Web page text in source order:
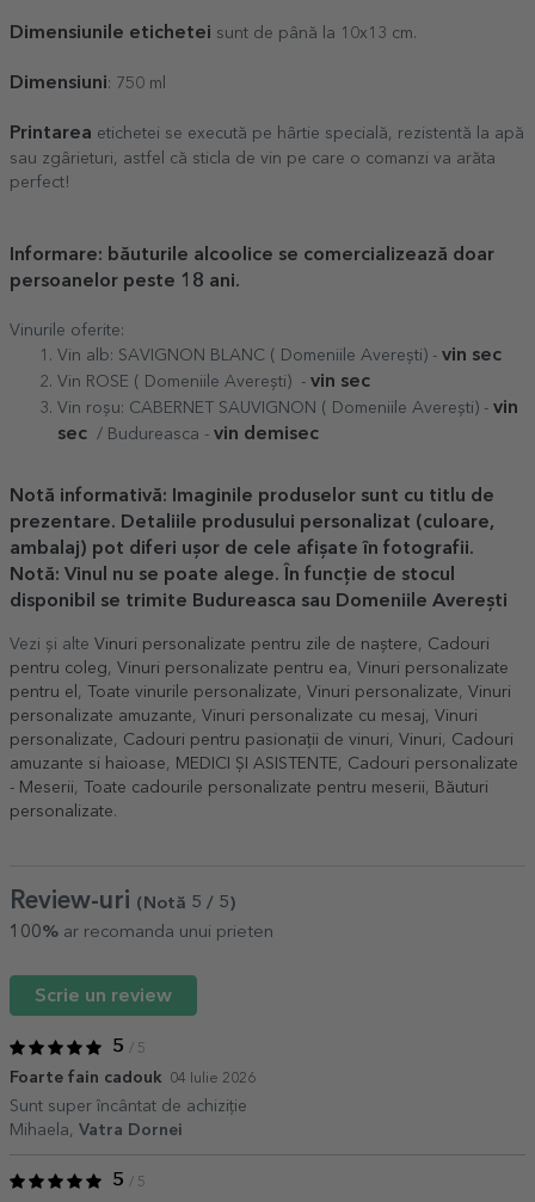
Dimensiunile etichetei sunt de până la 10x13 cm.
Dimensiuni: 750 ml
Printarea etichetei se execută pe hârtie specială, rezistentă la apă
sau zgârieturi, astfel că sticla de vin pe care o comanzi va arăta
perfect!
Informare: băuturile alcoolice se comercializează doar
persoanelor peste 18 ani.
Vinurile oferite:
Vin alb: SAVIGNON BLANC ( Domeniile Averești) - vin sec
Vin ROSE ( Domeniile Averești) - vin sec
Vin roșu: CABERNET SAUVIGNON ( Domeniile Averești) - vin
sec / Budureasca - vin demisec
Notă informativă: Imaginile produselor sunt cu titlu de
prezentare. Detaliile produsului personalizat (culoare,
ambalaj) pot diferi ușor de cele afișate în fotografii.
Notă: Vinul nu se poate alege. În funcție de stocul
disponibil se trimite Budureasca sau Domeniile Averești
Vezi și alte Vinuri personalizate pentru zile de naștere, Cadouri
pentru coleg, Vinuri personalizate pentru ea, Vinuri personalizate
pentru el , Toate vinurile personalizate, Vinuri personalizate, Vinuri
personalizate amuzante, Vinuri personalizate cu mesaj, Vinuri
personalizate, Cadouri pentru pasionații de vinuri, Vinuri, Cadouri
amuzante si haioase, MEDICI ȘI ASISTENTE, Cadouri personalizate
- Meserii, Toate cadourile personalizate pentru meserii, Băuturi
personalizate.
Review-uri (Notă 5 / 5 )
100% ar recomanda unui prieten
Scrie un review
5 / 5
Foarte fain cadouk 04 Iulie 2026
Sunt super încântat de achiziție
Mihaela, Vatra Dornei
5 / 5